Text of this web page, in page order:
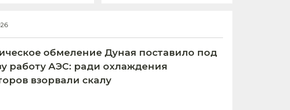
обмеление Дуная поставило под
работу АЭС: ради охлаждения
взорвали скалу